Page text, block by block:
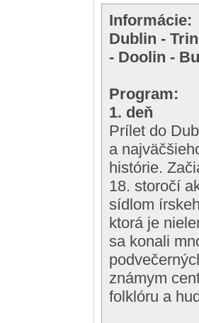
Informácie:
Dublin -
- Doolin -
Program:
1. deň
Prílet do
a
histórie.
18. storočí
sídlom
ktorá je
sa konali
známym
folklóru a